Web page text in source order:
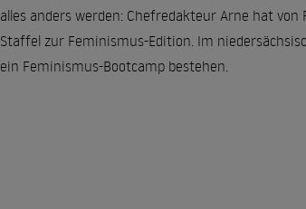
alles anders werden: Chefredakteur Arne hat
Staffel zur Feminismus-Edition. Im
ein Feminismus-Bootcamp bestehen.